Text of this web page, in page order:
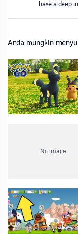
have a deep
Anda mungkin